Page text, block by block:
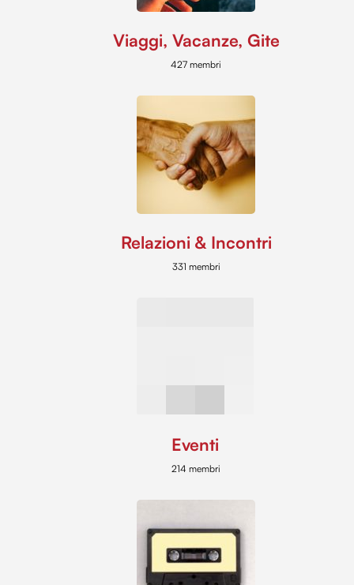
Viaggi, Vacanze, Gite
427 membri
Relazioni & Incontri
331 membri
Eventi
214 membri